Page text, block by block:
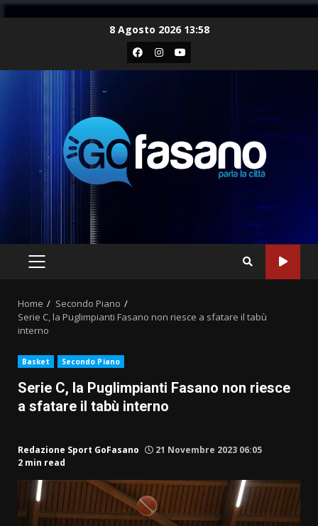
8 Agosto 2026 13:58
Facebook
Instagram
Youtube
PRIMARY
Home
Secondo Piano
Serie C, la Puglimpianti Fasano non riesce a sfatare il tabù
interno
Basket Secondo Piano
Serie C, la Puglimpianti Fasano non riesce
a sfatare il tabù interno
Redazione Sport GoFasano
21 Novembre 2023 06:05
2 min read